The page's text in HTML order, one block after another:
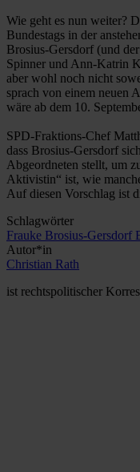
Wie geht es nun weiter?
Bundestags in der
Brosius-Gersdorf (und
Spinner und Ann-Katrin
aber wohl noch nicht
sprach von einem neuen
wäre ab dem 10.
SPD-Fraktions-Chef
dass Brosius-Gersdorf
Abgeordneten stellt, um
Aktivistin“ ist, wie
Auf diesen Vorschlag ist
Schlagwörter
Frauke Brosius-Gersdorf
Autor*in
Christian Rath
ist rechtspolitischer